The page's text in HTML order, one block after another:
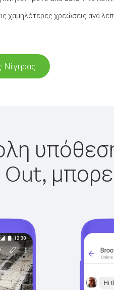
χαμηλότερες χρεώσεις ανά